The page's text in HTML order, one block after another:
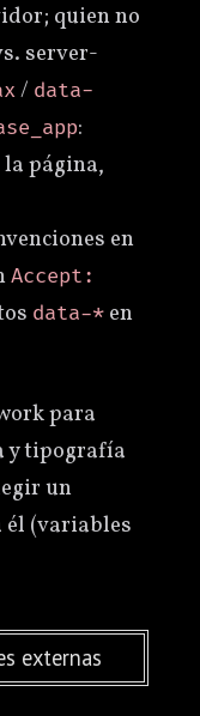
quien no
server-
/ data-
:
página,
en
Accept:
data-*en
para
y tipografía
un
él (variables
externas